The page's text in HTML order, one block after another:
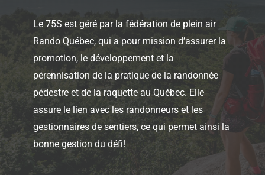
Le 75S est géré par la fédération de plein air
Rando Québec, qui a pour mission d’assurer la
promotion, le développement et la
pérennisation de la pratique de la randonnée
pédestre et de la raquette au Québec. Elle
assure le lien avec les randonneurs et les
gestionnaires de sentiers, ce qui permet ainsi la
bonne gestion du défi!